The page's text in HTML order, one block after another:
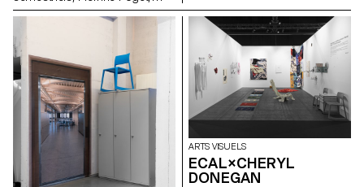
auteure et poète, et Marie-
Caroline Hominal, danseuse et
performeuse, toutes deux de
Genève. La première, décrite
par un étudiant comme une «
ostéopathe du cerveau »
convie un groupe
d’étudiant.e.x.s à faire famille
avec les voix dans sa tête,
quand la seconde convie les
corps dans l’espace de la fête
pour une performance dans le
studio cinéma de l’ECAL.
ARTS VISUELS
ECAL×CHERYL
DONEGAN